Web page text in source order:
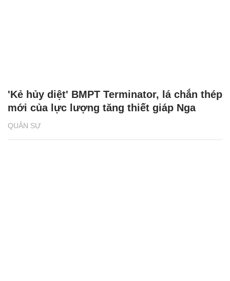
QUÂN SỰ
'Kẻ hủy diệt' BMPT Terminator, lá chắn thép
mới của lực lượng tăng thiết giáp Nga